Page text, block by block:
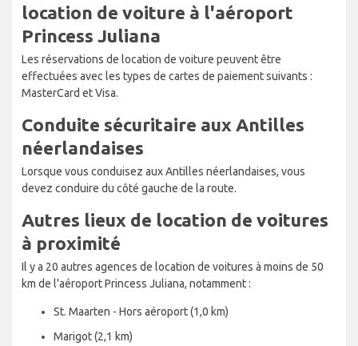
location de voiture à l'aéroport
Princess Juliana
Les réservations de location de voiture peuvent être
effectuées avec les types de cartes de paiement suivants :
MasterCard et Visa.
Conduite sécuritaire aux Antilles
néerlandaises
Lorsque vous conduisez aux Antilles néerlandaises, vous
devez conduire du côté gauche de la route.
Autres lieux de location de voitures
à proximité
Il y a 20 autres agences de location de voitures à moins de 50
km de l'aéroport Princess Juliana, notamment :
St. Maarten - Hors aéroport (1,0 km)
Marigot (2,1 km)